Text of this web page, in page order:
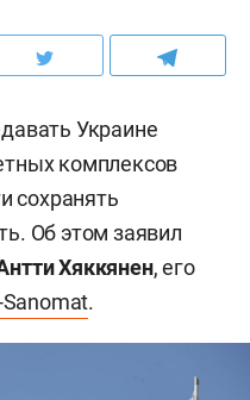
Украине
комплексов
сохранять
Об этом заявил
Хяккянен, его
Sanomat.